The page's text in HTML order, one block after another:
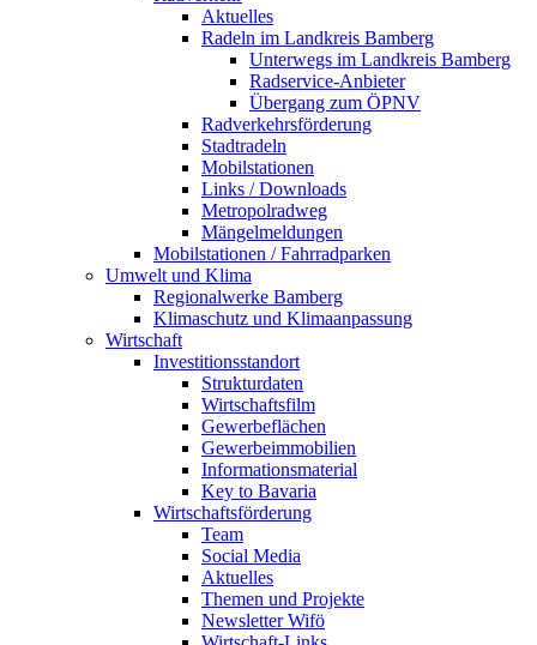
Aktuelles
Radeln im Landkreis Bamberg
Unterwegs im Landkreis Bamberg
Radservice-Anbieter
Übergang zum ÖPNV
Radverkehrsförderung
Stadtradeln
Mobilstationen
Links / Downloads
Metropolradweg
Mängelmeldungen
Mobilstationen / Fahrradparken
Umwelt und Klima
Regionalwerke Bamberg
Klimaschutz und Klimaanpassung
Wirtschaft
Investitionsstandort
Strukturdaten
Wirtschaftsfilm
Gewerbeflächen
Gewerbeimmobilien
Informationsmaterial
Key to Bavaria
Wirtschaftsförderung
Team
Social Media
Aktuelles
Themen und Projekte
Newsletter Wifö